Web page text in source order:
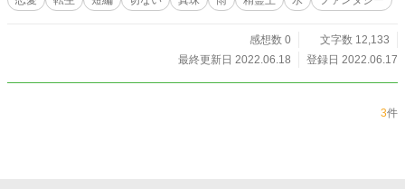
感想数 0
文字数 12,133
最終更新日 2022.06.18
登録日 2022.06.17
3件